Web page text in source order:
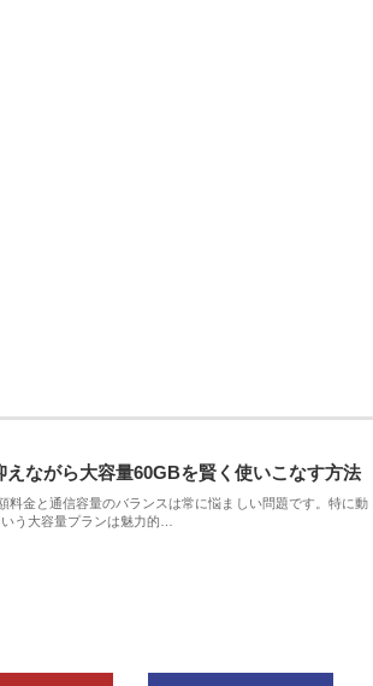
ながら大容量60GBを賢く使いこなす方法
金と通信容量のバランスは常に悩ましい問題です。特に動
う大容量プランは魅力的…